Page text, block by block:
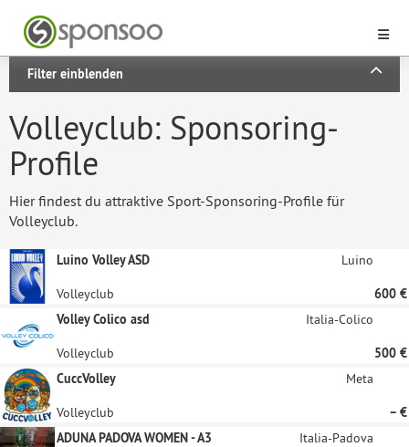
Filter einblenden
Volleyclub: Sponsoring-
Profile
Hier findest du attraktive Sport-Sponsoring-Profile für
Volleyclub.
Luino Volley ASD Luino
Volleyclub
600 €
Volley Colico asd
Italia-Colico
Volleyclub
500 €
CuccVolley
Meta
Volleyclub
– €
ADUNA PADOVA WOMEN - A3
Italia-Padova